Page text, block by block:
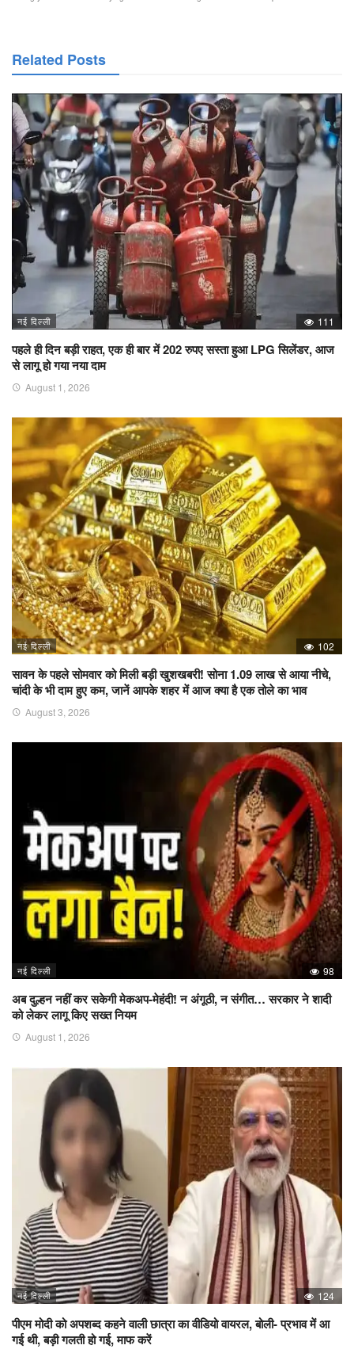
Related Posts
नई दिल्ली 111
पहले ही दिन बड़ी राहत, एक ही बार में 202 रुपए सस्ता हुआ LPG सिलेंडर, आज
से लागू हो गया नया दाम
August 1, 2026
नई दिल्ली 102
सावन के पहले सोमवार को मिली बड़ी खुशखबरी! सोना 1.09 लाख से आया नीचे,
चांदी के भी दाम हुए कम, जानें आपके शहर में आज क्या है एक तोले का भाव
August 3, 2026
नई दिल्ली 98
अब दुल्हन नहीं कर सकेगी मेकअप-मेहंदी! न अंगूठी, न संगीत… सरकार ने शादी
को लेकर लागू किए सख्त नियम
August 1, 2026
नई दिल्ली 124
पीएम मोदी को अपशब्द कहने वाली छात्रा का वीडियो वायरल, बोली- प्रभाव में आ
गई थी, बड़ी गलती हो गई, माफ करें